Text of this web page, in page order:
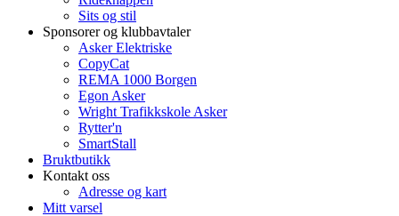
Sits og stil
Sponsorer og klubbavtaler
Asker Elektriske
CopyCat
REMA 1000 Borgen
Egon Asker
Wright Trafikkskole Asker
Rytter'n
SmartStall
Bruktbutikk
Kontakt oss
Adresse og kart
Mitt varsel